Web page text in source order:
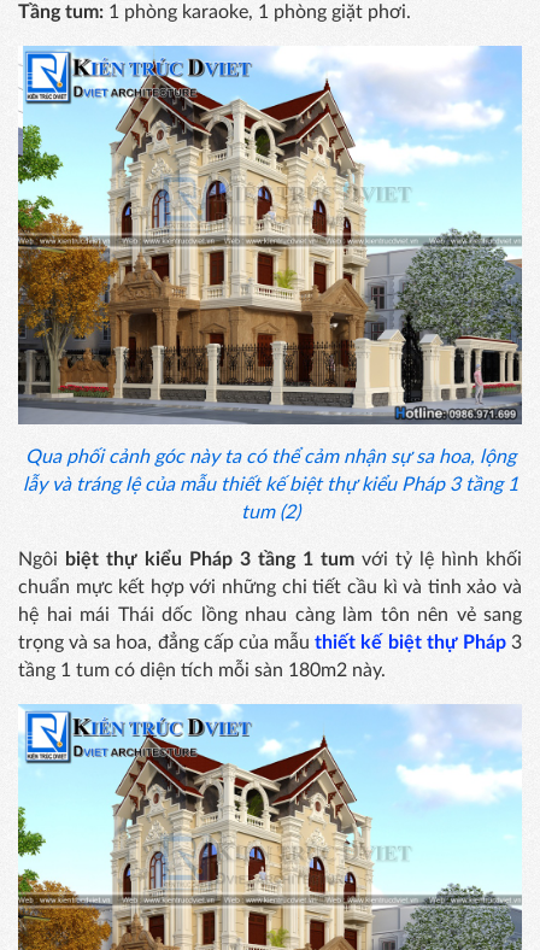
Tầng tum: 1 phòng karaoke, 1 phòng giặt phơi.
Qua phối cảnh góc này ta có thể cảm nhận sự sa hoa, lộng
lẫy và tráng lệ của mẫu thiết kế biệt thự kiểu Pháp 3 tầng 1
tum (2)
Ngôi biệt thự kiểu Pháp 3 tầng 1 tum với tỷ lệ hình khối
chuẩn mực kết hợp với những chi tiết cầu kì và tinh xảo và
hệ hai mái Thái dốc lồng nhau càng làm tôn nên vẻ sang
trọng và sa hoa, đẳng cấp của mẫuthiết kế biệt thự Pháp3
tầng 1 tum có diện tích mỗi sàn 180m2 này.